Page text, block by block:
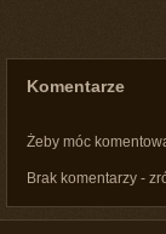
Komentarze
Żeby móc
Brak komentarzy -